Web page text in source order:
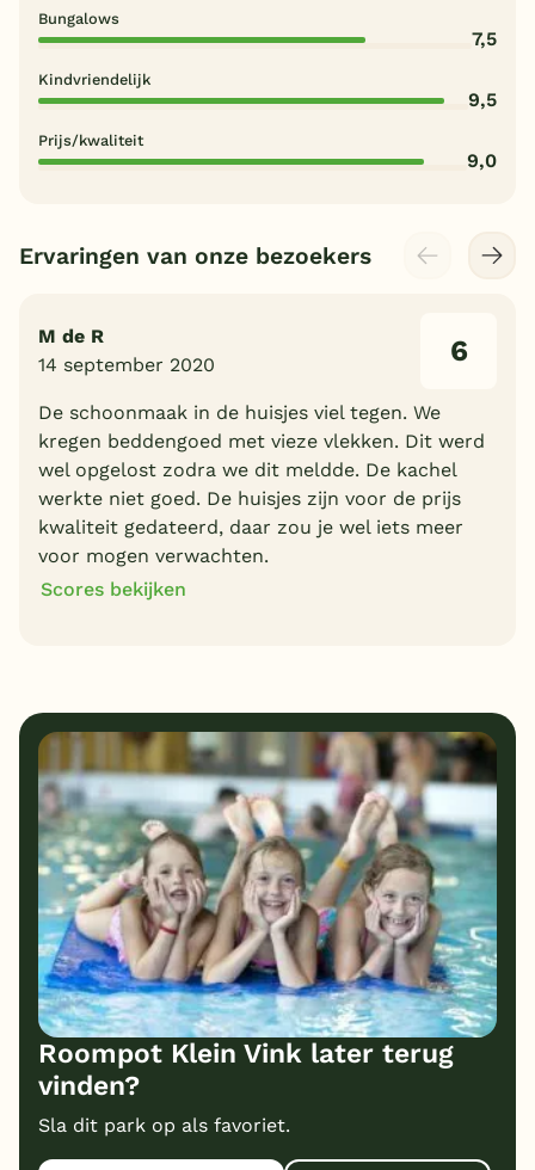
Bungalows
7,5
Kindvriendelijk
9,5
Prijs/kwaliteit
9,0
Ervaringen van onze bezoekers
M de R
14 september 2020
6
De schoonmaak in de huisjes viel tegen. We
kregen beddengoed met vieze vlekken. Dit werd
wel opgelost zodra we dit meldde. De kachel
werkte niet goed. De huisjes zijn voor de prijs
kwaliteit gedateerd, daar zou je wel iets meer
voor mogen verwachten.
Scores bekijken
Bungalows Kindvriendelijk
6 Prijs/kwaliteit
Roompot Klein Vink later terug
vinden?
Sla dit park op als favoriet.